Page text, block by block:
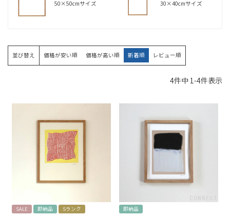
50×50cmサイズ 30×40cmサイズ
並び替え 価格が安い順 価格が高い順 新着順 レビュー順
4件中 1 -4件表示
SALE 即納品 Sランク 即納品